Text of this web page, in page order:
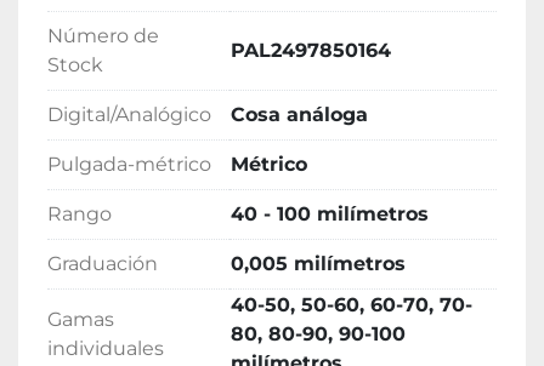
Número de
Stock
PAL2497850164
Digital/Analógico Cosa análoga
Pulgada-métrico Métrico
Rango 40 - 100 milímetros
Graduación 0,005 milímetros
Gamas
individuales
40-50, 50-60, 60-70, 70-
80, 80-90, 90-100